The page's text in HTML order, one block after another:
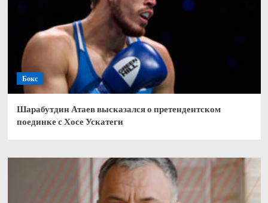
Бокс
Шарабутдин Атаев высказался о претендентском
поединке с Хосе Ускатеги